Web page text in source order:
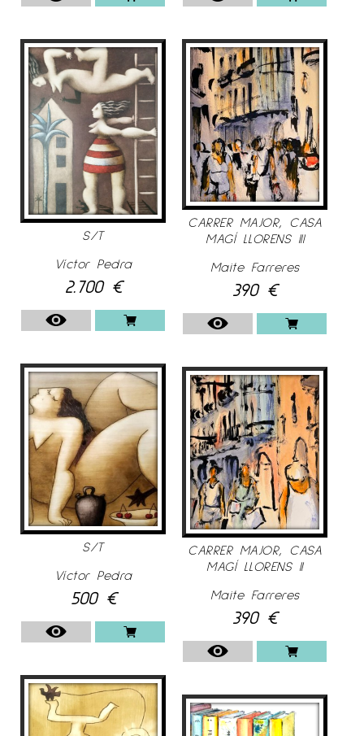
S/T
Víctor Pedra
2.700 €
S/T
Víctor Pedra
500 €
CARRER MAJOR, CASA
MAGÍ LLORENS III
Maite Farreres
390 €
CARRER MAJOR, CASA
MAGÍ LLORENS II
Maite Farreres
390 €